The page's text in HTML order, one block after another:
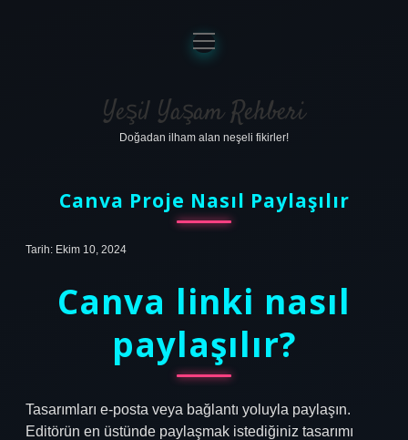
Anasayfa
Gizlilik Politikası
Yasal Uyarı
menüyü
aç
Yeşil Yaşam Rehberi
Doğadan ilham alan neşeli fikirler!
Canva Proje Nasıl Paylaşılır
Tarih: Ekim 10, 2024
Canva linki nasıl
paylaşılır?
Tasarımları e-posta veya bağlantı yoluyla paylaşın.
Editörün en üstünde paylaşmak istediğiniz tasarımı